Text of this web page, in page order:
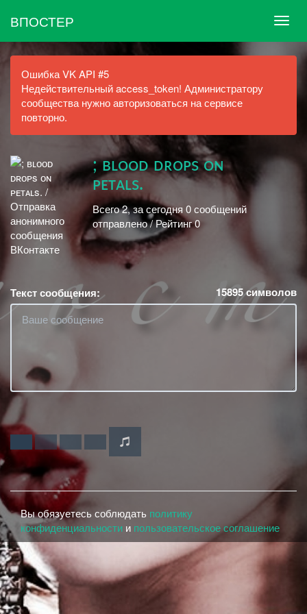
ВПОСТЕР
Ошибка VK API #5
Недействительный access_token! Администратору
сообщества нужно авторизоваться на сервисе
повторно.
; ʙʟᴏᴏᴅ ᴅʀᴏᴘs ᴏɴ
ᴘᴇᴛᴀʟs.
Всего 2, за сегодня 0 сообщений
отправлено / Рейтинг 0
Текст сообщения: 15895символов
Вы обязуетесь соблюдать политику
конфиденциальности и пользовательское соглашение